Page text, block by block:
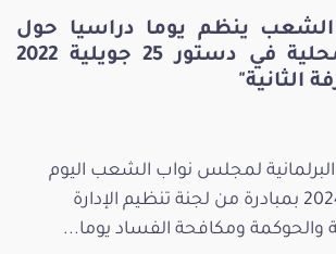
ينظم يوما دراسيا حول
"الجماعات المحلية في دستور 25 جويلية 2022
الثانية"
لمجلس نواب الشعب اليوم
الإثنين 29 جانفي 2024 بمبادرة من لجنة تنظيم الإدارة
والحوكمة ومكافحة الفساد يوما...